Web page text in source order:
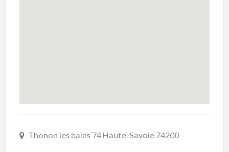
Thonon les bains 74 Haute-Savoie 74200